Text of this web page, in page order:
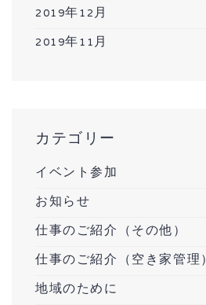
2019年12月
2019年11月
カテゴリー
イベント参加
お知らせ
仕事のご紹介（その他）
仕事のご紹介（空き家管理）
地域のために